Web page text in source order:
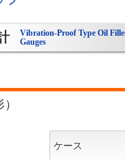
Vibration-Proof Type Oil
Gauges
ケース